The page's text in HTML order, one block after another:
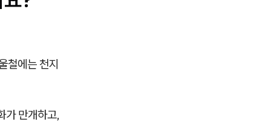
철에는 천지
가 만개하고,